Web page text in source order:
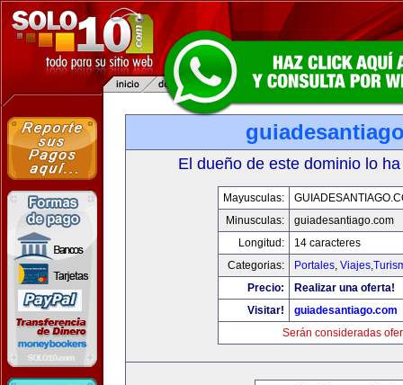
El dueño de este dominio lo
Mayusculas:
Minusculas:
guiadesantiago.com
Longitud:
14 caracteres
Categorias:
Portales,
Precio:
Realizar una oferta!
Visitar!
guiadesantiago.com
Serán consideradas